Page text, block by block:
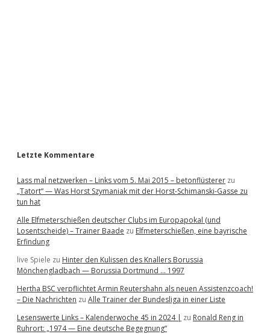
Letzte Kommentare
Lass mal netzwerken – Links vom 5. Mai 2015 – betonflüsterer zu
„Tatort“ — Was Horst Szymaniak mit der Horst-Schimanski-Gasse zu
tun hat
Alle Elfmeterschießen deutscher Clubs im Europapokal (und
Losentscheide) – Trainer Baade zu Elfmeterschießen, eine bayrische
Erfindung
live Spiele zu Hinter den Kulissen des Knallers Borussia
Mönchengladbach — Borussia Dortmund … 1997
Hertha BSC verpflichtet Armin Reutershahn als neuen Assistenzcoach!
– Die Nachrichten zu Alle Trainer der Bundesliga in einer Liste
Lesenswerte Links – Kalenderwoche 45 in 2024 | zu Ronald Reng in
Ruhrort: „1974 — Eine deutsche Begegnung“